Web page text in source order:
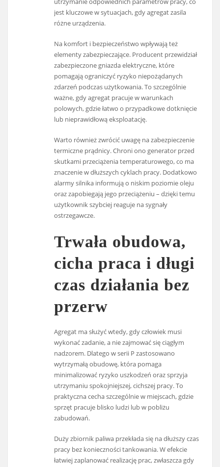
jest kluczowe w sytuacjach, gdy agregat zasila
różne urządzenia.
Na komfort i bezpieczeństwo wpływają też
elementy zabezpieczające. Producent przewidział
zabezpieczone gniazda elektryczne, które
pomagają ograniczyć ryzyko niepożądanych
zdarzeń podczas użytkowania. To szczególnie
ważne, gdy agregat pracuje w warunkach
polowych, gdzie łatwo o przypadkowe dotknięcie
lub nieprawidłową eksploatację.
Warto również zwrócić uwagę na zabezpieczenie
termiczne prądnicy. Chroni ono generator przed
skutkami przeciążenia temperaturowego, co ma
znaczenie w dłuższych cyklach pracy. Dodatkowo
alarmy silnika informują o niskim poziomie oleju
oraz zapobiegają jego przeciążeniu – dzięki temu
użytkownik szybciej reaguje na sygnały
ostrzegawcze.
Trwała obudowa,
cicha praca i długi
czas działania bez
przerw
Agregat ma służyć wtedy, gdy człowiek musi
wykonać zadanie, a nie zajmować się ciągłym
nadzorem. Dlatego w serii P zastosowano
wytrzymałą obudowę, która pomaga
minimalizować ryzyko uszkodzeń oraz sprzyja
utrzymaniu spokojniejszej, cichszej pracy. To
praktyczna cecha szczególnie w miejscach, gdzie
sprzęt pracuje blisko ludzi lub w pobliżu
zabudowań.
Duży zbiornik paliwa przekłada się na dłuższy czas
pracy bez konieczności tankowania. W efekcie
łatwiej zaplanować realizację prac, zwłaszcza gdy